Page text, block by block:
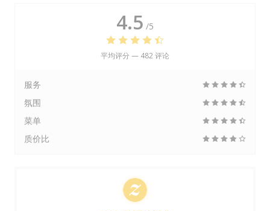
4.5 /5
平均评分 — 482 评论
服务
氛围
菜单
质价比